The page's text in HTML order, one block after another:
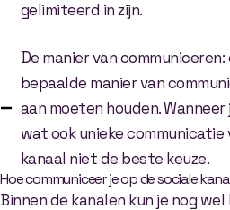
gelimiteerd in zijn.
De manier van
bepaalde manier van
aan moeten houden.
wat ook unieke communicatie
kanaal niet de beste keuze.
Hoe communiceer je op de sociale
Binnen de kanalen kun je nog